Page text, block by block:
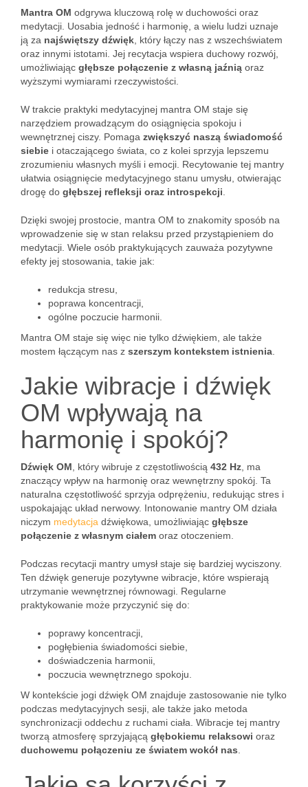
Mantra OM odgrywa kluczową rolę w duchowości oraz
medytacji. Uosabia jedność i harmonię, a wielu ludzi uznaje
ją za najświętszy dźwięk , który łączy nas z wszechświatem
oraz innymi istotami. Jej recytacja wspiera duchowy rozwój,
umożliwiając głębsze połączenie z własną jaźnią oraz
wyższymi wymiarami rzeczywistości.
W trakcie praktyki medytacyjnej mantra OM staje się
narzędziem prowadzącym do osiągnięcia spokoju i
wewnętrznej ciszy. Pomaga zwiększyć naszą świadomość
siebie i otaczającego świata, co z kolei sprzyja lepszemu
zrozumieniu własnych myśli i emocji. Recytowanie tej mantry
ułatwia osiągnięcie medytacyjnego stanu umysłu, otwierając
drogę do głębszej refleksji oraz introspekcji
Dzięki swojej prostocie, mantra OM to znakomity sposób na
wprowadzenie się w stan relaksu przed przystąpieniem do
medytacji. Wiele osób praktykujących zauważa pozytywne
efekty jej stosowania, takie jak:
redukcja stresu,
poprawa koncentracji,
ogólne poczucie harmonii.
Mantra OM staje się więc nie tylko dźwiękiem, ale także
mostem łączącym nas z szerszym kontekstem istnienia
Jakie wibracje i dźwięk
OM wpływają na
harmonię i spokój?
Dźwięk OM , który wibruje z częstotliwością 432 Hz , ma
znaczący wpływ na harmonię oraz wewnętrzny spokój. Ta
naturalna częstotliwość sprzyja odprężeniu, redukując stres i
uspokajając układ nerwowy. Intonowanie mantry OM działa
niczym medytacja dźwiękowa, umożliwiając głębsze
połączenie z własnym ciałem oraz otoczeniem.
Podczas recytacji mantry umysł staje się bardziej wyciszony.
Ten dźwięk generuje pozytywne wibracje, które wspierają
utrzymanie wewnętrznej równowagi. Regularne
praktykowanie może przyczynić się do:
poprawy koncentracji,
pogłębienia świadomości siebie,
doświadczenia harmonii,
poczucia wewnętrznego spokoju.
W kontekście jogi dźwięk OM znajduje zastosowanie nie tylko
podczas medytacyjnych sesji, ale także jako metoda
synchronizacji oddechu z ruchami ciała. Wibracje tej mantry
tworzą atmosferę sprzyjającą głębokiemu relaksowi oraz
duchowemu połączeniu ze światem wokół nas